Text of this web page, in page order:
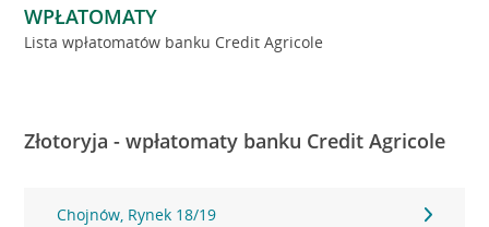
WPŁATOMATY
Lista wpłatomatów banku Credit Agricole
Złotoryja - wpłatomaty banku Credit Agricole
Chojnów, Rynek 18/19